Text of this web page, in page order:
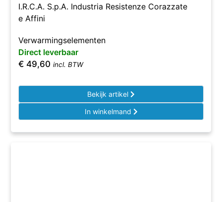
I.R.C.A. S.p.A. Industria Resistenze Corazzate
e Affini
Verwarmingselementen
Direct leverbaar
€ 49,60 incl. BTW
Bekijk artikel
In winkelmand